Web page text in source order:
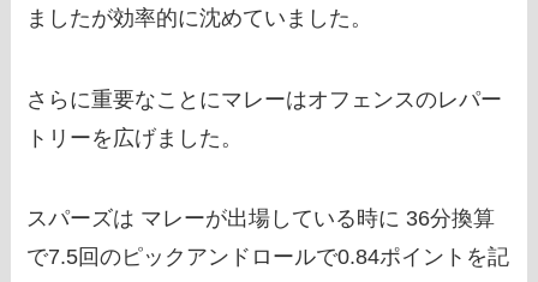
ましたが効率的に沈めていました。
さらに重要なことにマレーはオフェンスのレパー
トリーを広げました。
スパーズは マレーが出場している時に 36分換算
で7.5回のピックアンドロールで0.84ポイントを記